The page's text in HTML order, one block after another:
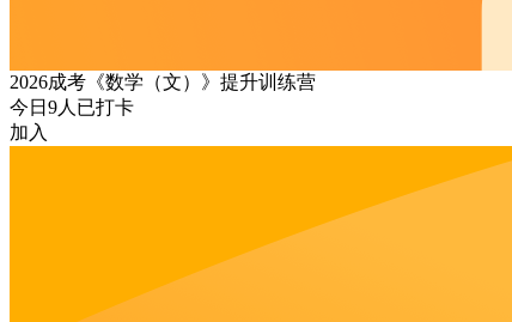
2026成考《数学（文）》提升训练营
今日 9人已打卡
加入